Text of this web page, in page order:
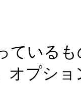
ている
オプシ